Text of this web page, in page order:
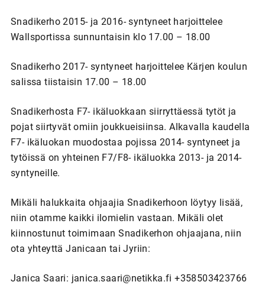
Snadikerho 2015- ja 2016- syntyneet harjoittelee
Wallsportissa sunnuntaisin klo 17.00 – 18.00
Snadikerho 2017- syntyneet harjoittelee Kärjen koulun
salissa tiistaisin 17.00 – 18.00
Snadikerhosta F7- ikäluokkaan siirryttäessä tytöt ja
pojat siirtyvät omiin joukkueisiinsa. Alkavalla kaudella
F7- ikäluokan muodostaa pojissa 2014- syntyneet ja
tytöissä on yhteinen F7/F8- ikäluokka 2013- ja 2014-
syntyneille.
Mikäli halukkaita ohjaajia Snadikerhoon löytyy lisää,
niin otamme kaikki ilomielin vastaan. Mikäli olet
kiinnostunut toimimaan Snadikerhon ohjaajana, niin
ota yhteyttä Janicaan tai Jyriin:
Janica Saari: janica.saari@netikka.fi +358503423766